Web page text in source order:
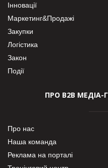
Інновації
Маркетинг&Продажі
Закупки
Логістика
Закон
Події
ПРО В2В МЕДІА-
Про нас
Наша команда
Реклама на порталі